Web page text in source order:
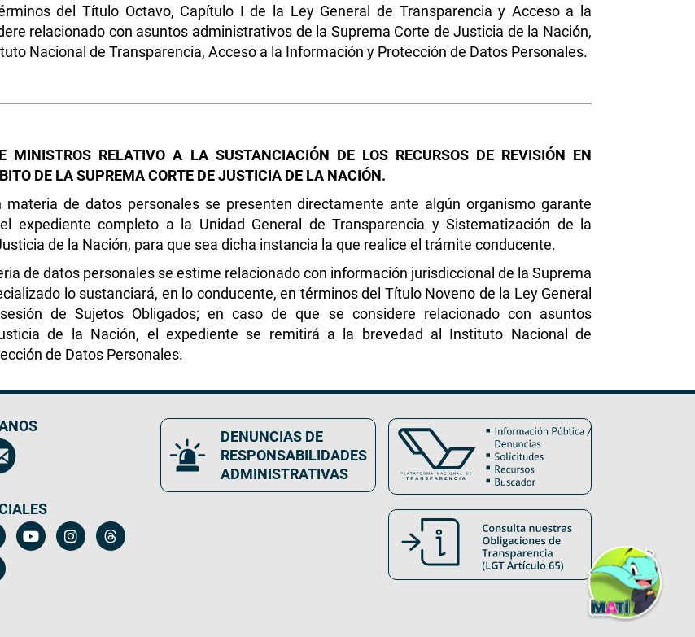
del Título Octavo, Capítulo I de la Ley General de Transparencia y Acceso a la
relacionado con asuntos administrativos de la Suprema Corte de Justicia de la Nación,
Nacional de Transparencia, Acceso a la Información y Protección de Datos Personales.
MINISTROS RELATIVO A LA SUSTANCIACIÓN DE LOS RECURSOS DE REVISIÓN EN
DE LA SUPREMA CORTE DE JUSTICIA DE LA NACIÓN.
materia de datos personales se presenten directamente ante algún organismo garante
expediente completo a la Unidad General de Transparencia y Sistematización de la
de la Nación, para que sea dicha instancia la que realice el trámite conducente.
de datos personales se estime relacionado con información jurisdiccional de la Suprema
lo sustanciará, en lo conducente, en términos del Título Noveno de la Ley General
de Sujetos Obligados; en caso de que se considere relacionado con asuntos
de la Nación, el expediente se remitirá a la brevedad al Instituto Nacional de
de Datos Personales.
DENUNCIAS DE
RESPONSABILIDADES
ADMINISTRATIVAS